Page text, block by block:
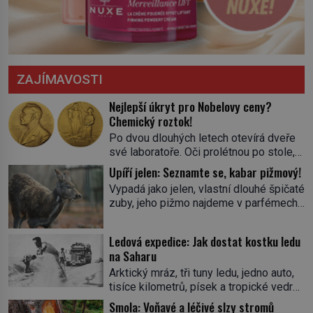
ZAJÍMAVOSTI
Nejlepší úkryt pro Nobelovy ceny?
Chemický roztok!
Po dvou dlouhých letech otevírá dveře
své laboratoře. Oči prolétnou po stole,
aby pak ulpěly na regálu, kde se nachází
všemožné látky. Hledá žluto-oranžovou
tekutinu, jakmile ji zahlédne, nesmírně
se mu uleví. Teď může svůj plán
skrývá směs s názvem lučavka
královská. Svůj přídomek nemá pro nic
za nic, […]
Upíří jelen: Seznamte se, kabar pižmový!
Vypadá jako jelen, vlastní dlouhé špičaté
zuby, jeho pižmo najdeme v parfémech
jediného zástupce zvířecí říše – kabara
pižmového. V Evropě ho jako první
popíše švédský botanik Carl Linné
(1707–1778), jenže v Asii o něm ví už
celá staletí. Zvíře připomíná jelena,
Ledová expedice: Jak dostat kostku ledu
na Saharu
Arktický mráz, tři tuny ledu, jedno auto,
tisíce kilometrů, písek a tropické vedro.
To je ve zkratce zdánlivě nesplnitelná
Smola: Voňavé a léčivé slzy stromů